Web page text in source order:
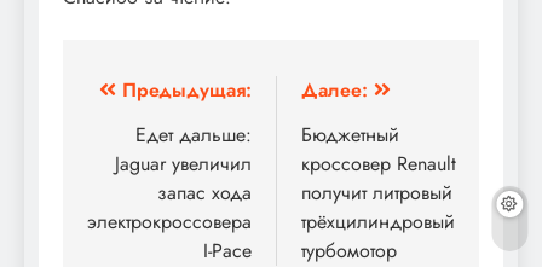
Навигация
записям
Предыдущая:
Едет дальше:
Jaguar увеличил
запас хода
электрокроссовера
I-Pace
Далее:
Бюджетный
кроссовер Renault
получит литровый
трёхцилиндровый
турбомотор